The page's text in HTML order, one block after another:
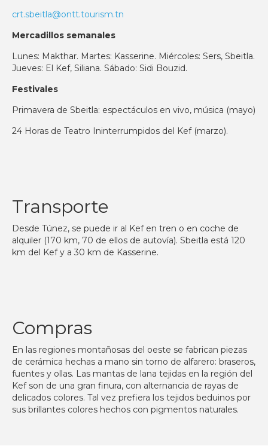
crt.sbeitla@ontt.tourism.tn
Mercadillos semanales
Lunes: Makthar. Martes: Kasserine. Miércoles: Sers, Sbeitla.
Jueves: El Kef, Siliana. Sábado: Sidi Bouzid.
Festivales
Primavera de Sbeitla: espectáculos en vivo, música (mayo)
24 Horas de Teatro Ininterrumpidos del Kef (marzo).
Transporte
Desde Túnez, se puede ir al Kef en tren o en coche de
alquiler (170 km, 70 de ellos de autovía). Sbeitla está 120
km del Kef y a 30 km de Kasserine.
Compras
En las regiones montañosas del oeste se fabrican piezas
de cerámica hechas a mano sin torno de alfarero: braseros,
fuentes y ollas. Las mantas de lana tejidas en la región del
Kef son de una gran finura, con alternancia de rayas de
delicados colores. Tal vez prefiera los tejidos beduinos por
sus brillantes colores hechos con pigmentos naturales.